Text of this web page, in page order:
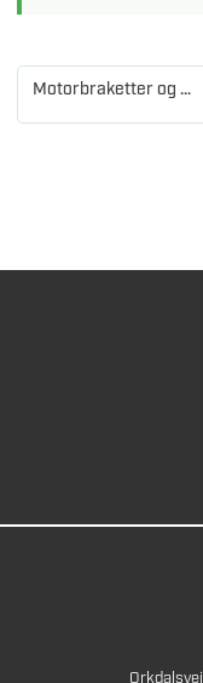
Motorbraketter og spylere